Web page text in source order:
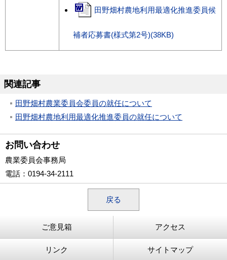
田野畑村農地利用最適化推進委員候
補者応募書(様式第2号)(38KB)
関連記事
田野畑村農業委員会委員の就任について
田野畑村農地利用最適化推進委員の就任について
お問い合わせ
農業委員会事務局
電話 ：0194-34-2111
戻る
ご意見箱 アクセス
リンク サイトマップ